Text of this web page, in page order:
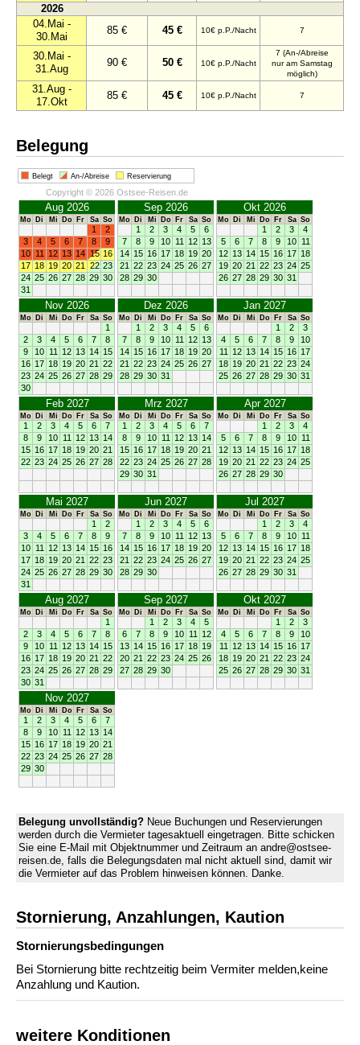
2026
04.Mai -
30.Mai
85 € 45 € 10€ p.P./Nacht 7
30.Mai -
31.Aug
90 € 50 € 10€ p.P./Nacht
7 (An-/Abreise
nur am Samstag
möglich)
31.Aug -
17.Okt
85 € 45 € 10€ p.P./Nacht 7
Belegung
Belegt An-/Abreise Reservierung
Copyright © 2026 Ostsee-Reisen.de
Aug 2026
Mo Di Mi Do Fr Sa So
1
2
3
4 5 6 7 8
9
10 11 12 13 14 15 16
17 18 19 20 21 22 23
24 25 26 27 28 29 30
31
Sep 2026
Mo Di Mi Do Fr Sa So
1 2 3 4 5
6
7
8 9 10 11 12 13
14 15 16 17 18 19 20
21 22 23 24 25 26 27
28 29 30
Okt 2026
Mo Di Mi Do Fr Sa So
1 2 3
4
5
6 7 8 9 10 11
12 13 14 15 16 17 18
19 20 21 22 23 24 25
26 27 28 29 30 31
Nov 2026
Mo Di Mi Do Fr Sa So
1
2
3 4 5 6 7
8
9
10 11 12 13 14 15
16 17 18 19 20 21 22
23 24 25 26 27 28 29
30
Dez 2026
Mo Di Mi Do Fr Sa So
1 2 3 4 5
6
7
8 9 10 11 12 13
14 15 16 17 18 19 20
21 22 23 24 25 26 27
28 29 30 31
Jan 2027
Mo Di Mi Do Fr Sa So
1 2
3
4
5 6 7 8 9
10
11
12 13 14 15 16 17
18 19 20 21 22 23 24
25 26 27 28 29 30 31
Feb 2027
Mo Di Mi Do Fr Sa So
1 2 3 4 5 6
7
8
9 10 11 12 13 14
15 16 17 18 19 20 21
22 23 24 25 26 27 28
Mrz 2027
Mo Di Mi Do Fr Sa So
1 2 3 4 5 6
7
8
9 10 11 12 13 14
15 16 17 18 19 20 21
22 23 24 25 26 27 28
29 30 31
Apr 2027
Mo Di Mi Do Fr Sa So
1 2 3
4
5
6 7 8 9 10 11
12 13 14 15 16 17 18
19 20 21 22 23 24 25
26 27 28 29 30
Mai 2027
Mo Di Mi Do Fr Sa So
1
2
3
4 5 6 7 8
9
10 11 12 13 14 15 16
17 18 19 20 21 22 23
24 25 26 27 28 29 30
31
Jun 2027
Mo Di Mi Do Fr Sa So
1 2 3 4 5
6
7
8 9 10 11 12 13
14 15 16 17 18 19 20
21 22 23 24 25 26 27
28 29 30
Jul 2027
Mo Di Mi Do Fr Sa So
1 2 3
4
5
6 7 8 9 10 11
12 13 14 15 16 17 18
19 20 21 22 23 24 25
26 27 28 29 30 31
Aug 2027
Mo Di Mi Do Fr Sa So
1
2
3 4 5 6 7
8
9
10 11 12 13 14 15
16 17 18 19 20 21 22
23 24 25 26 27 28 29
30 31
Sep 2027
Mo Di Mi Do Fr Sa So
1 2 3 4
5
6
7 8 9 10 11
12
13 14 15 16 17 18 19
20 21 22 23 24 25 26
27 28 29 30
Okt 2027
Mo Di Mi Do Fr Sa So
1 2
3
4
5 6 7 8 9
10
11
12 13 14 15 16 17
18 19 20 21 22 23 24
25 26 27 28 29 30 31
Nov 2027
Mo Di Mi Do Fr Sa So
1 2 3 4 5 6
7
8
9 10 11 12 13 14
15 16 17 18 19 20 21
22 23 24 25 26 27 28
29 30
Belegung unvollständig? Neue Buchungen und Reservierungen
werden durch die Vermieter tagesaktuell eingetragen. Bitte schicken
Sie eine E-Mail mit Objektnummer und Zeitraum an andre@ostsee-
reisen.de, falls die Belegungsdaten mal nicht aktuell sind, damit wir
die Vermieter auf das Problem hinweisen können. Danke.
Stornierung, Anzahlungen, Kaution
Stornierungs­bedingungen
Bei Stornierung bitte rechtzeitig beim Vermiter melden,keine
Anzahlung und Kaution.
weitere Konditionen